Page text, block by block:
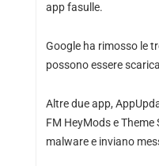
app fasulle.
Google ha rimosso le
possono essere
Altre due app,
FM HeyMods e
malware e inviano